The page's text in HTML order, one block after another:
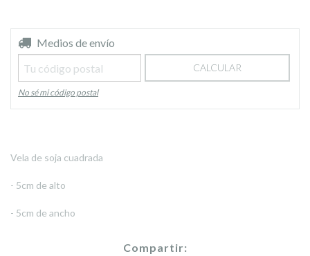
Entregas para el CP:
Medios de envío
CALCULAR
No sé mi código postal
Vela de soja cuadrada
- 5cm de alto
- 5cm de ancho
Compartir: